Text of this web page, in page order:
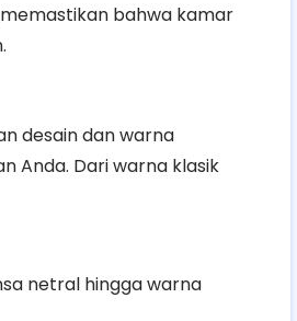
bahwa kamar
desain dan warna
Anda. Dari warna klasik
netral hingga warna